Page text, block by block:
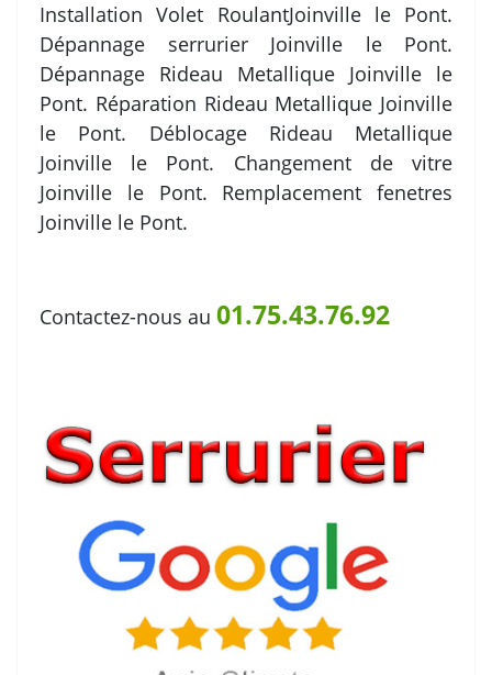
Installation Volet RoulantJoinville le Pont.
Dépannage serrurier Joinville le Pont.
Dépannage Rideau Metallique Joinville le
Pont. Réparation Rideau Metallique Joinville
le Pont. Déblocage Rideau Metallique
Joinville le Pont. Changement de vitre
Joinville le Pont. Remplacement fenetres
Joinville le Pont.
Contactez-nous au 01.75.43.76.92